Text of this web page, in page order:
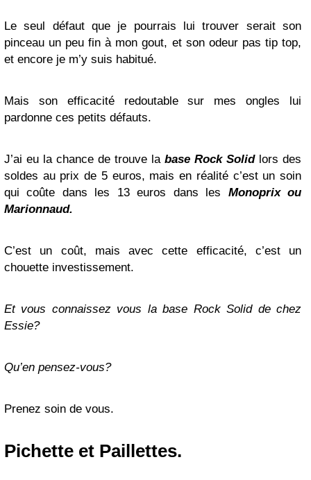
Le seul défaut que je pourrais lui trouver serait son
pinceau un peu fin à mon gout, et son odeur pas tip top,
et encore je m’y suis habitué.
Mais son efficacité redoutable sur mes ongles lui
pardonne ces petits défauts.
J’ai eu la chance de trouve la base Rock Solidlors des
soldes au prix de 5 euros, mais en réalité c’est un soin
qui coûte dans les 13 euros dans les Monoprixou
Marionnaud.
C’est un coût, mais avec cette efficacité, c’est un
chouette investissement.
Et vous connaissez vous la base Rock Solid de chez
Essie?
Qu’en pensez-vous?
Prenez soin de vous.
Pichette et Paillettes.